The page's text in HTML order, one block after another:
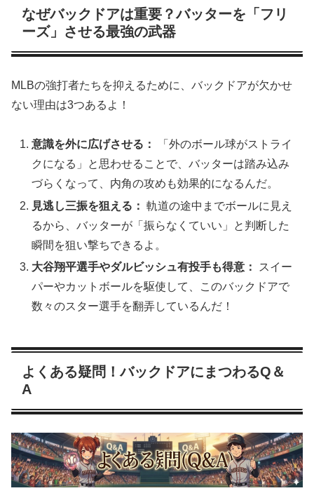
なぜバックドアは重要？バッターを「フリ
ーズ」させる最強の武器
MLBの強打者たちを抑えるために、バックドアが欠かせ
ない理由は3つあるよ！
意識を外に広げさせる：
「外のボール球がストライ
クになる」と思わせることで、バッターは踏み込み
づらくなって、内角の攻めも効果的になるんだ。
見逃し三振を狙える： 軌道の途中までボールに見え
るから、バッターが「振らなくていい」と判断した
瞬間を狙い撃ちできるよ。
大谷翔平選手やダルビッシュ有投手も得意：
スイー
パーやカットボールを駆使して、このバックドアで
数々のスター選手を翻弄しているんだ！
よくある疑問！バックドアにまつわるQ＆
A